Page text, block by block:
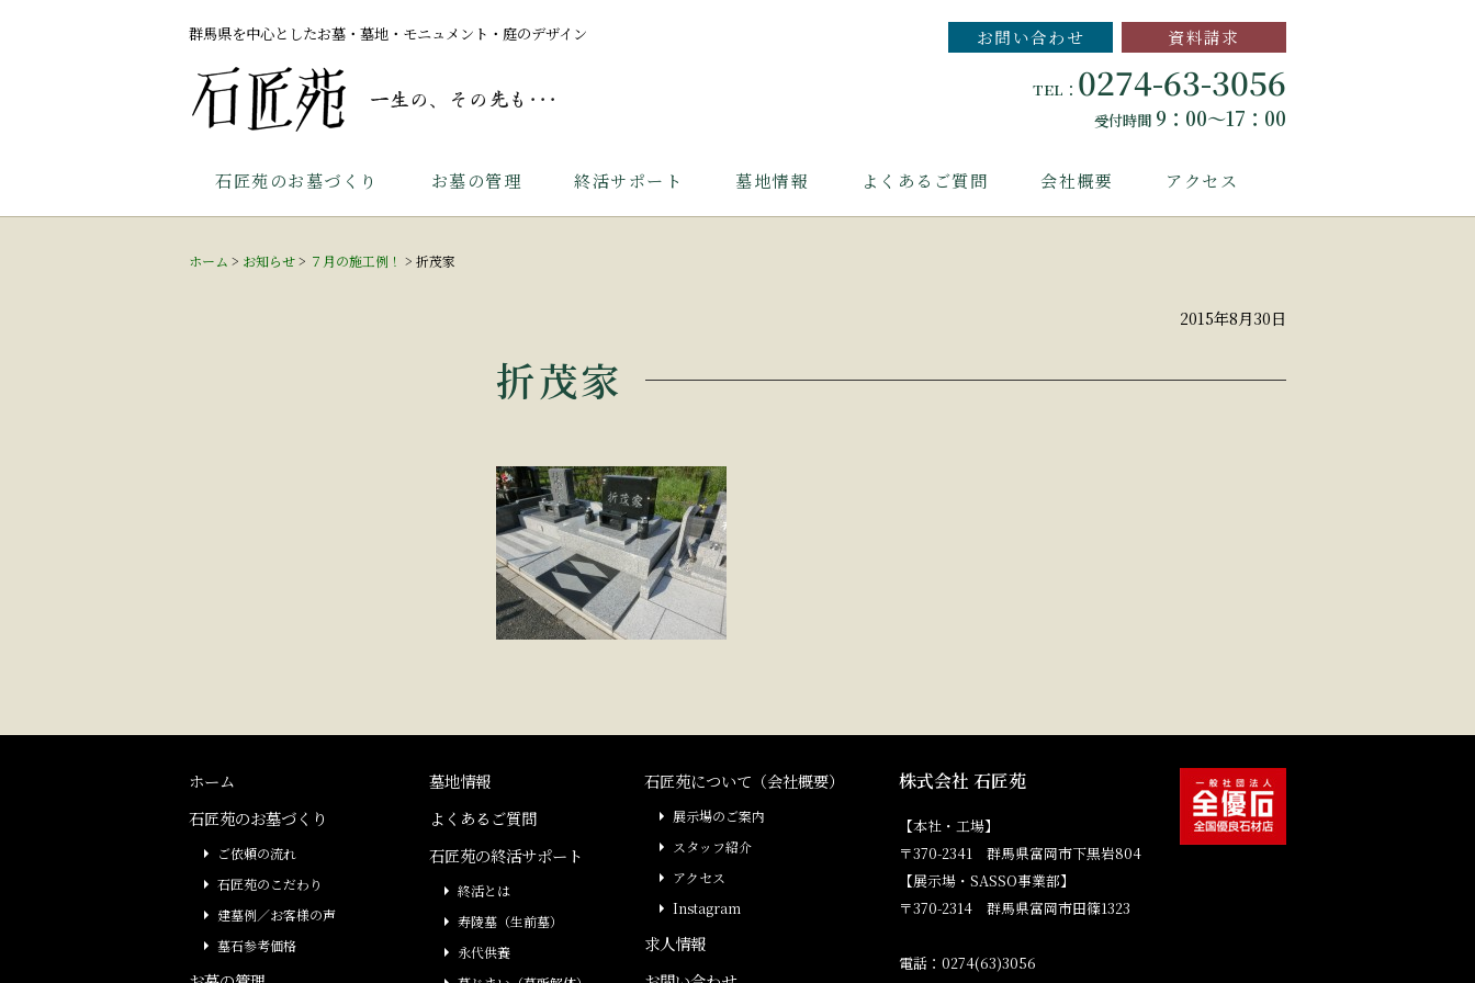
群馬県を中心としたお墓・墓地・モニュメント・庭のデザイン お問い合わせ 資料請求
TEL： 0274-63-3056
受付時間 9：00～17：00
石匠苑のお墓づくり お墓の管理 終活サポート 墓地情報 よくあるご質問 会社概要 アクセス
ホーム > お知らせ> ７月の施工例！ > 折茂家
2015年8月30日
折茂家
ホーム
石匠苑のお墓づくり
ご依頼の流れ
石匠苑のこだわり
建墓例／お客様の声
墓石参考価格
墓地情報
よくあるご質問
石匠苑の終活サポート
終活とは
寿陵墓（生前墓）
永代供養
石匠苑について（会社概要）
展示場のご案内
スタッフ紹介
アクセス
Instagram
求人情報
株式会社 石匠苑
【本社・工場】
〒370-2341 群馬県富岡市下黒岩804
【展示場・SASSO事業部】
〒370-2314 群馬県富岡市田篠1323
電話：0274(63)3056